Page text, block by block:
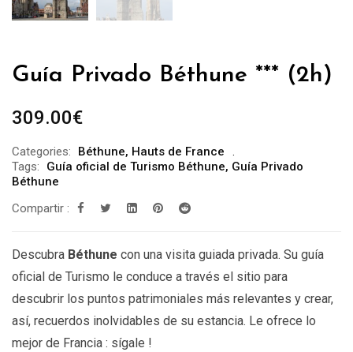
Guía Privado Béthune *** (2h)
309.00€
Categories: Béthune, Hauts de France
Tags:
Guía oficial de Turismo Béthune, Guía Privado
Béthune
Compartir :
Descubra Béthune con una visita guiada privada. Su guía
oficial de Turismo le conduce a través el sitio para
descubrir los puntos patrimoniales más relevantes y crear,
así, recuerdos inolvidables de su estancia. Le ofrece lo
mejor de Francia : sígale !